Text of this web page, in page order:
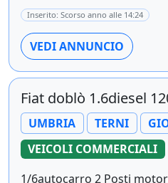
Inserito: Scorso anno alle 14:24
VEDI ANNUNCIO
Fiat doblò 1.6diesel
UMBRIA TERNI
VEICOLI COMMERCIALI
1/6autocarro 2 Posti